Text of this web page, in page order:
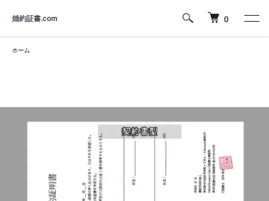
婚約証書.com 0
ホーム